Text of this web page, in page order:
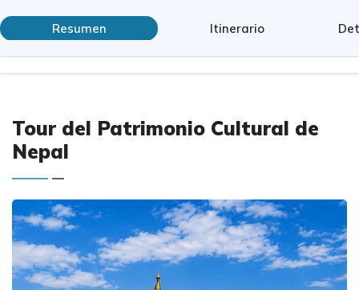
Resumen Itinerario
Tour del Patrimonio Cultural de
Nepal